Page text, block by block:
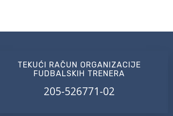
TEKUĆI RAČUN ORGANIZACIJE
FUDBALSKIH TRENERA
205-526771-02